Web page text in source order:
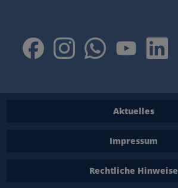
Aktuelles
Impressum
Rechtliche Hinweise